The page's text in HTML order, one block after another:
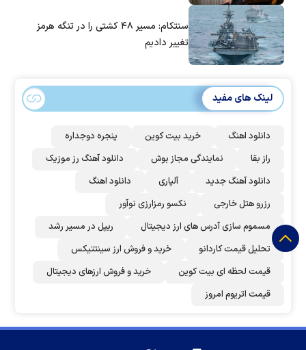
سنتکام: مسیر ۴۸ کشتی را در تنگه هرمز
تغییر دادیم
لینک های مفید
دانلود اهنگ خرید بیت کوین
پنجره دوجداره
راز بقا
نمایندگی مجاز بوش
دانلود آهنگ رز‌ موزیک
دانلود آهنگ جدید
آلپاری
دانلود اهنگ
رزرو هتل خارجی
نکسو رمزارزی نوآور
مسموم سازی آدرس های ارز دیجیتال
ریپل در مسیر رشد
تحلیل قیمت کاردانو
خرید و فروش ارز سینتتیکس
قیمت لحظه ای بیت کوین
خرید و فروش ارزهای دیجیتال
قیمت اتریوم امروز